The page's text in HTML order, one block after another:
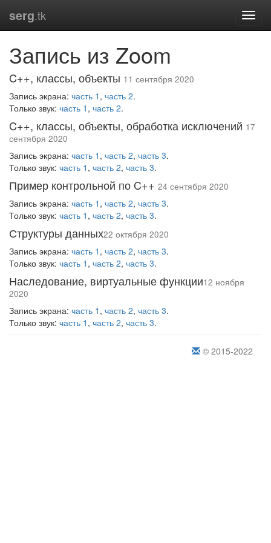
serg.tk
Запись из Zoom
C++, классы, объекты 11 сентября 2020
Запись экрана: часть 1 , часть 2.
Только звук: часть 1 , часть 2.
C++, классы, объекты, обработка исключений 17
сентября 2020
Запись экрана: часть 1 , часть 2, часть 3.
Только звук: часть 1 , часть 2, часть 3.
Пример контрольной по C++ 24 сентября 2020
Запись экрана: часть 1 , часть 2, часть 3.
Только звук: часть 1 , часть 2, часть 3.
Структуры данных22 октября 2020
Запись экрана: часть 1 , часть 2, часть 3.
Только звук: часть 1 , часть 2, часть 3.
Наследование, виртуальные функции12 ноября
2020
Запись экрана: часть 1 , часть 2, часть 3.
Только звук: часть 1 , часть 2, часть 3.
© 2015-2022